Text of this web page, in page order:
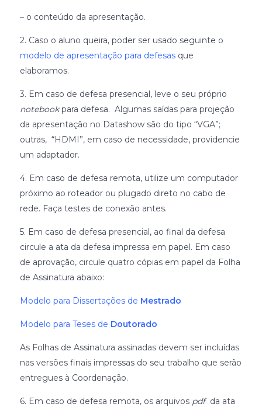
– o conteúdo da apresentação.
2. Caso o aluno queira, poder ser usado seguinte o
modelo de apresentação para defesas que
elaboramos.
3. Em caso de defesa presencial, leve o seu próprio
notebookpara defesa. Algumas saídas para projeção
da apresentação no Datashow são do tipo “VGA”;
outras, “HDMI”, em caso de necessidade, providencie
um adaptador.
4. Em caso de defesa remota, utilize um computador
próximo ao roteador ou plugado direto no cabo de
rede. Faça testes de conexão antes.
5. Em caso de defesa presencial, ao final da defesa
circule a ata da defesa impressa em papel. Em caso
de aprovação, circule quatro cópias em papel da Folha
de Assinatura abaixo:
Modelo para Dissertações de Mestrado
Modelo para Teses de Doutorado
As Folhas de Assinatura assinadas devem ser incluídas
nas versões finais impressas do seu trabalho que serão
entregues à Coordenação.
6. Em caso de defesa remota, os arquivos pdfda ata